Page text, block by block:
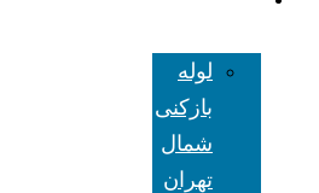
لوله
بازکنی
شمال
تهران